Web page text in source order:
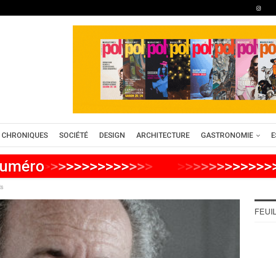
CHRONIQUES SOCIÉTÉ DESIGN ARCHITECTURE GASTRONOMIE
>>>>>>>>>>>>>> >>>>>> >>>>>